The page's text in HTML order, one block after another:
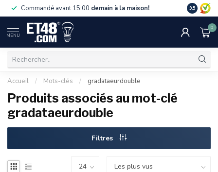
Commandé avant 15:00 demain à la maison! La
de 75 €.
9.5
MENU
0
Accueil / Mots-clés / gradataeurdouble
Produits associés au mot-clé
gradataeurdouble
Filtres